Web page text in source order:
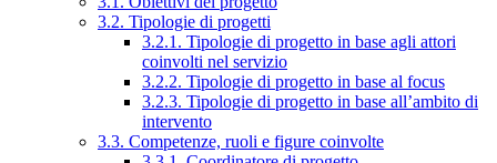
3.2. Tipologie di progetti
3.2.1. Tipologie di progetto in base agli attori
coinvolti nel servizio
3.2.2. Tipologie di progetto in base al focus
3.2.3. Tipologie di progetto in base all’ambito di
intervento
3.3. Competenze, ruoli e figure coinvolte